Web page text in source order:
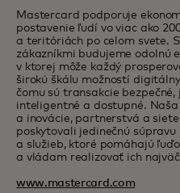
Mastercard podporuje
postavenie ľudí vo viac ako
a teritóriách po celom svete.
zákazníkmi budujeme odolnú
v ktorej môže každý
širokú škálu možností
čomu sú transakcie bezpečné,
inteligentné a dostupné.
a inovácie, partnerstvá a
poskytovali jedinečnú súpravu
a služieb, ktoré pomáhajú
a vládam realizovať ich
www.mastercard.com